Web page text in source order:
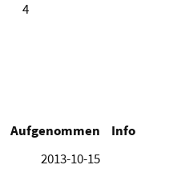
4
Aufgenommen
Info
2013-10-15